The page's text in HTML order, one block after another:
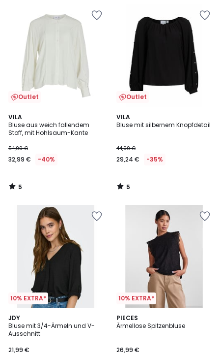
Outlet
VILA
Bluse aus weich fallendem
Stoff, mit Hohlsaum-Kante
54,99 €
32,99 € -40%
5
/
5
5
/
Outlet
VILA
Bluse mit silbernem Knopfdetail
44,99 €
29,24 € -35%
5
/
5
/
10% EXTRA*
JDY
Bluse mit 3/4-Ärmeln und V-
Ausschnitt
21,99 €
4,3
/ 5
3
Farben
10% EXTRA*
PIECES
Ärmellose Spitzenbluse
26,99 €
4,5
/ 5